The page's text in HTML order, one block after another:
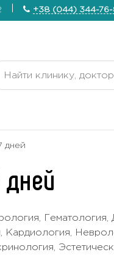
+38 (044) 344-76-
дней
Кардиология,